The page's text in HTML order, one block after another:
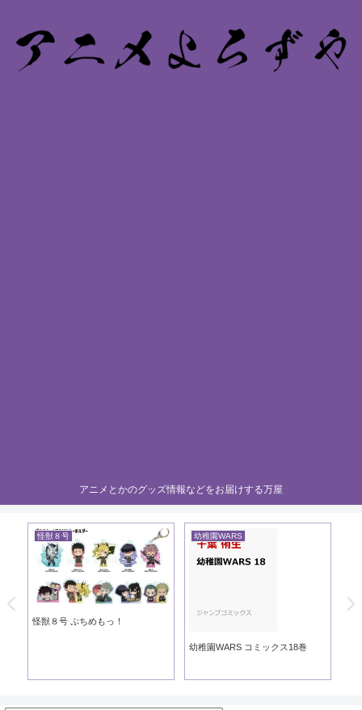
アニメとかのグッズ情報などをお届けする万屋
怪獣８号
怪獣８号 ぷちめもっ！
幼稚園WARS
幼稚園WARS コミックス18巻